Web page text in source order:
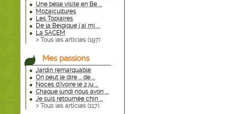
Une belle visite en Be ...
Mozaicultures
Les Topiaires
De la Belgique j'ai mi ...
La SACEM
> Tous les articles (197)
Mes passions
Jardin remarquable
On peut le dire ... de ...
Noces d'Ivoire le 2 ju ...
Chaque lundi nous avon ...
Je suis retournée chin ...
> Tous les articles (117)